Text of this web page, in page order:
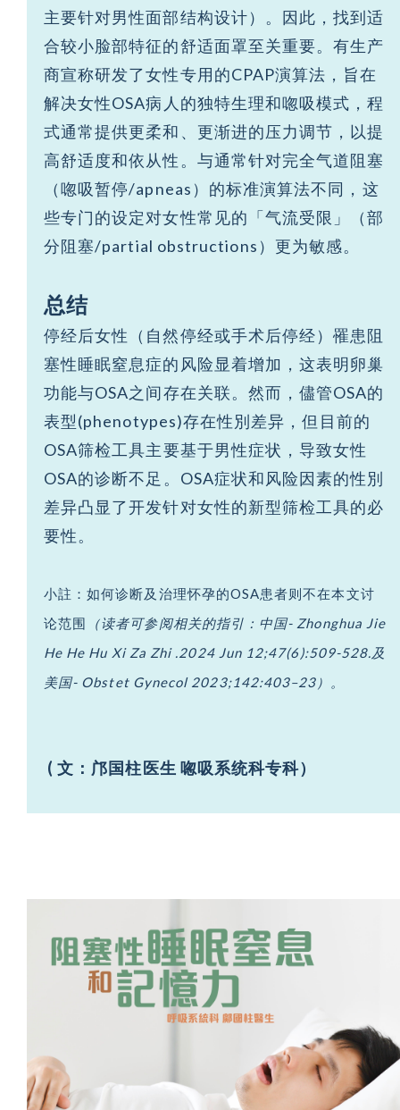
主要针对男性面部结构设计）。因此，找到适
合较小脸部特征的舒适面罩至关重要。有生产
商宣称研发了女性专用的CPAP演算法，旨在
解决女性OSA病人的独特生理和唿吸模式，程
式通常提供更柔和、更渐进的压力调节，以提
高舒适度和依从性。与通常针对完全气道阻塞
（唿吸暂停/apneas）的标准演算法不同，这
些专门的设定对女性常见的「气流受限」（部
分阻塞/partial obstructions）更为敏感。
总结
停经后女性（自然停经或手术后停经）罹患阻
塞性睡眠窒息症的风险显着增加，这表明卵巢
功能与OSA之间存在关联。然而，儘管OSA的
表型(phenotypes)存在性別差异，但目前的
OSA筛检工具主要基于男性症状，导致女性
OSA的诊断不足。OSA症状和风险因素的性別
差异凸显了开发针对女性的新型筛检工具的必
要性。
小註：如何诊断及治理怀孕的OSA患者则不在本文讨
论范围
（读者可参阅相关的指引：中国- Zhonghua Jie
He He Hu Xi Za Zhi .2024 Jun 12;47(6):509-528.及
美国- Obstet Gynecol 2023;142:403–23）。
( 文：邝国柱医生 唿吸系统科专科）